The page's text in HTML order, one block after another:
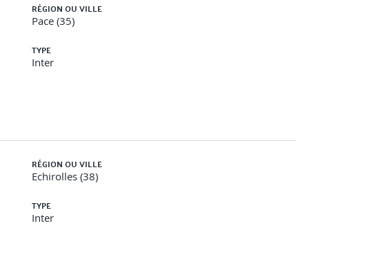
RÉGION OU VILLE
Pace (35)
TYPE
Inter
RÉGION OU VILLE
Echirolles (38)
TYPE
Inter